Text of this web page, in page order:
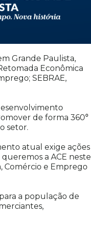
Grande Paulista,
Econômica
SEBRAE,
de forma 360°
setor.
atual exige ações
a ACE neste
Comércio e Emprego
a população de